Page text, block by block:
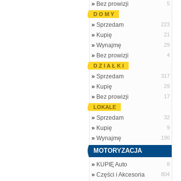
» Bez prowizji
5
D O M Y
» Sprzedam 223
» Kupię 21
» Wynajmę 29
» Bez prowizji
4
D Z I A Ł K I
» Sprzedam 317
» Kupię 29
» Bez prowizji
17
LOKALE
» Sprzedam 32
» Kupię 9
» Wynajmę 190
MOTORYZACJA
» KUPIĘ Auto 8
» Części i Akcesoria 804